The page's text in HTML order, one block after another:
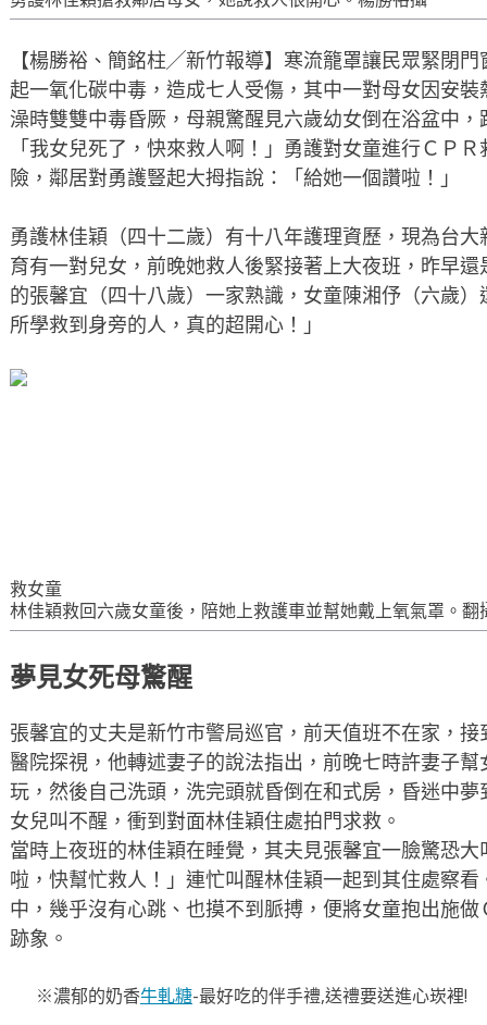
【楊勝裕、簡銘柱╱新竹報導】寒流籠罩讓民眾緊閉
起一氧化碳中毒，造成七人受傷，其中一對母女因安
澡時雙雙中毒昏厥，母親驚醒見六歲幼女倒在浴盆中
「我女兒死了，快來救人啊！」勇護對女童進行ＣＰ
險，鄰居對勇護豎起大拇指說：「給她一個讚啦！」
勇護林佳穎（四十二歲）有十八年護理資歷，現為台
育有一對兒女，前晚她救人後緊接著上大夜班，昨早
的張馨宜（四十八歲）一家熟識，女童陳湘伃（六歲
所學救到身旁的人，真的超開心！」
救女童
林佳穎救回六歲女童後，陪她上救護車並幫她戴上氧氣罩。翻
夢見女死母驚醒
張馨宜的丈夫是新竹市警局巡官，前天值班不在家，
醫院探視，他轉述妻子的說法指出，前晚七時許妻子
玩，然後自己洗頭，洗完頭就昏倒在和式房，昏迷中
女兒叫不醒，衝到對面林佳穎住處拍門求救。
當時上夜班的林佳穎在睡覺，其夫見張馨宜一臉驚恐
啦，快幫忙救人！」連忙叫醒林佳穎一起到其住處察
中，幾乎沒有心跳、也摸不到脈搏，便將女童抱出施
跡象。
※濃郁的奶香牛軋糖-最好吃的伴手禮,送禮要送進心崁裡!